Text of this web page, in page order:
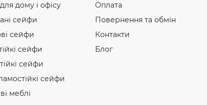
дому і офісу
сейфи
сейфи
сейфи
сейфи
сейфи
меблі
Оплата
Повернення та обмін
Контакти
Блог